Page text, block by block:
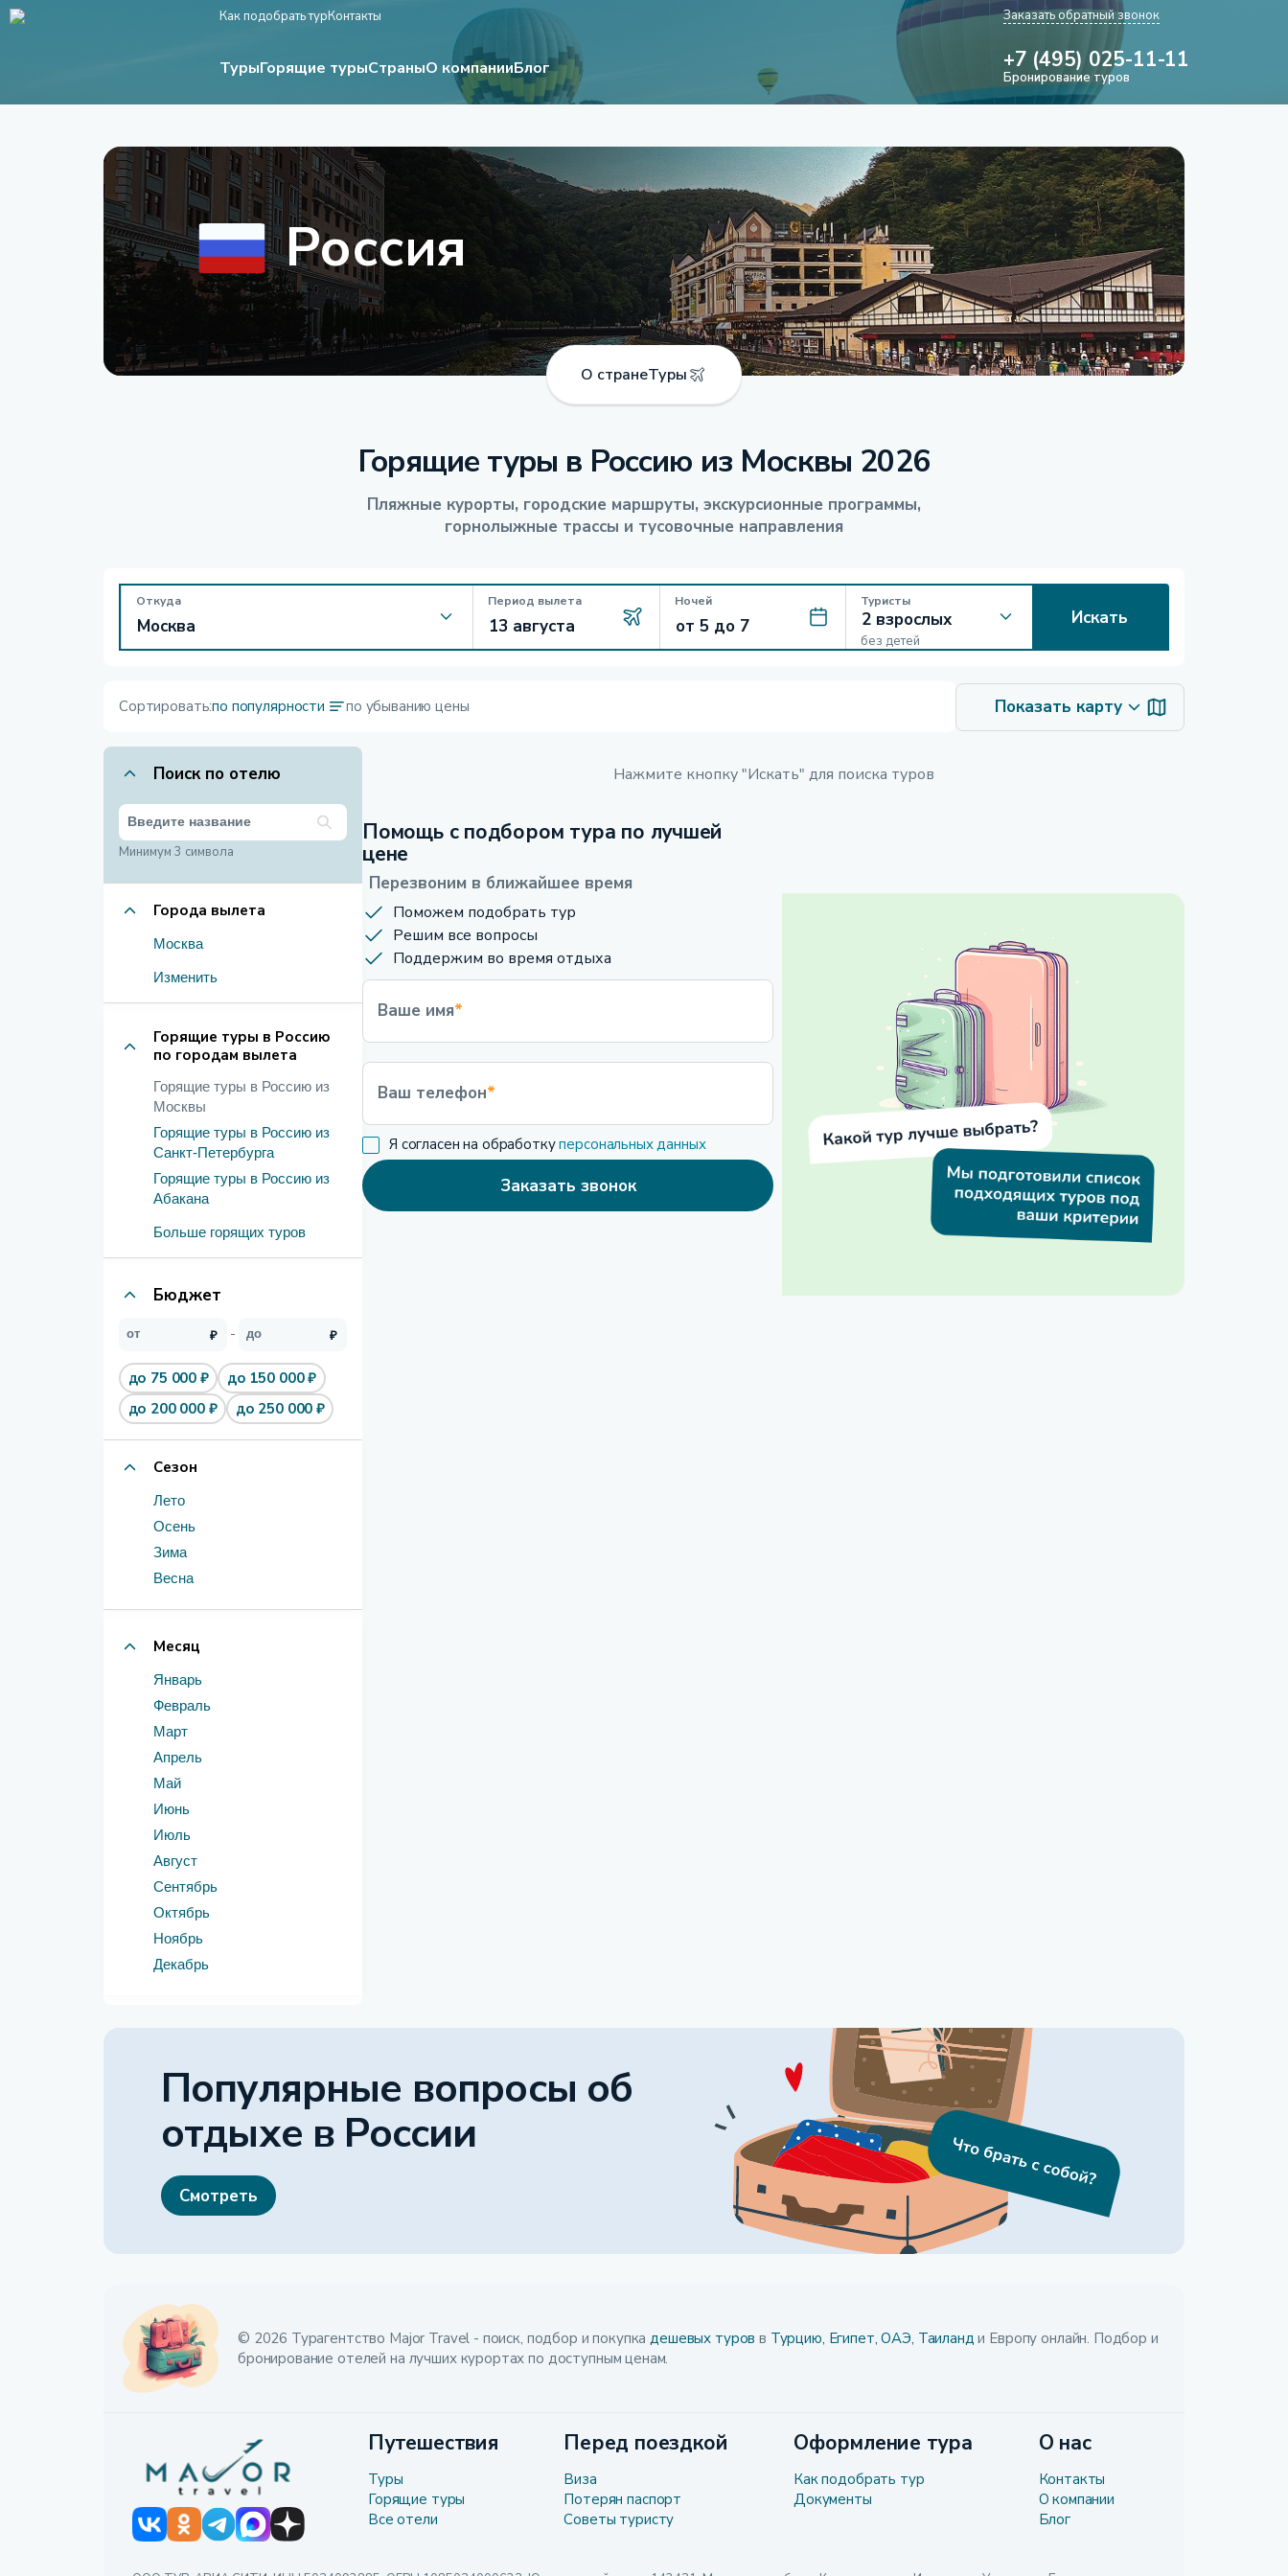
Как подобрать турКонтакты
ТурыГорящие турыСтраныО компанииБлог
Заказать обратный звонок
+7 (495) 025-11-11
Бронирование туров
Россия
О странеТуры
Горящие туры в Россию из Москвы 2026
Пляжные курорты, городские маршруты, экскурсионные программы,
горнолыжные трассы и тусовочные направления
Откуда Период вылета Ночей Туристы
без детей
Искать
Сортировать:по популярности по убыванию цены Показать карту
Поиск по отелю
Минимум 3 символа
Города вылета
Москва
Изменить
Горящие туры в Россию
по городам вылета
Горящие туры в Россию из
Москвы
Горящие туры в Россию из
Санкт-Петербурга
Горящие туры в Россию из
Абакана
Больше горящих туров
Бюджет
до 75 000 ₽
до 150 000 ₽
до 200 000 ₽
до 250 000 ₽
Сезон
Лето
Осень
Зима
Весна
Месяц
Январь
Февраль
Март
Апрель
Май
Июнь
Июль
Август
Сентябрь
Октябрь
Ноябрь
Декабрь
Нажмите кнопку "Искать" для поиска туров
Помощь с подбором тура по лучшей
цене
Перезвоним в ближайшее время
Поможем подобрать тур
Решим все вопросы
Поддержим во время отдыха
Ваше имя*
Ваш телефон*
Я согласен на обработкуперсональных данных
Заказать звонок
Популярные вопросы об
отдыхе в России
Смотреть
© 2026 Турагентство Major Travel - поиск, подбор и покупкадешевых туров в Турцию, Египет, ОАЭ, Таиланд и Европу онлайн. Подбор и
бронирование отелей на лучших курортах по доступным ценам.
Путешествия
Туры
Горящие туры
Все отели
Перед поездкой
Виза
Потерян паспорт
Советы туристу
Оформление тура
Как подобрать тур
Документы
О нас
Контакты
О компании
Блог